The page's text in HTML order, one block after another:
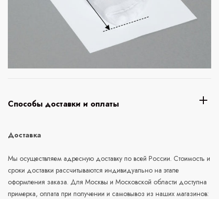
Способы доставки и оплаты
Доставка
Мы осуществляем адресную доставку по всей России. Стоимость и
сроки доставки рассчитываются индивидуально на этапе
оформления заказа. Для Москвы и Московской области доступна
примерка, оплата при получении и самовывоз из наших магазинов: